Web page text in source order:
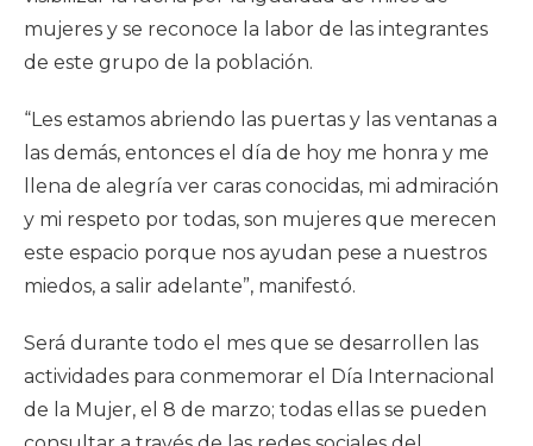
mujeres y se reconoce la labor de las integrantes
de este grupo de la población.
“Les estamos abriendo las puertas y las ventanas a
las demás, entonces el día de hoy me honra y me
llena de alegría ver caras conocidas, mi admiración
y mi respeto por todas, son mujeres que merecen
este espacio porque nos ayudan pese a nuestros
miedos, a salir adelante”, manifestó.
Será durante todo el mes que se desarrollen las
actividades para conmemorar el Día Internacional
de la Mujer, el 8 de marzo; todas ellas se pueden